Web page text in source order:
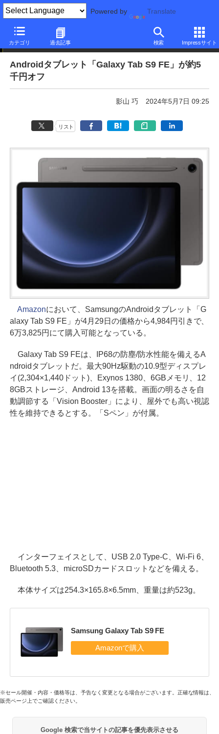
Powered by Translate
カテゴリ 過去記事 検索 Impressサイト
本日みつけたお買い得品
Androidタブレット「Galaxy Tab S9 FE」が約5
千円オフ
影山 巧 2024年5月7日 09:25
リスト
Amazonにおいて、SamsungのAndroidタブレット「G
alaxy Tab S9 FE」が4月29日の価格から4,984円引きで、
6万3,825円にて購入可能となっている。
Galaxy Tab S9 FEは、IP68の防塵/防水性能を備えるA
ndroidタブレットだ。最大90Hz駆動の10.9型ディスプレ
イ(2,304×1,440ドット)、Exynos 1380、6GBメモリ、12
8GBストレージ、Android 13を搭載。画面の明るさを自
動調節する「Vision Booster」により、屋外でも高い視認
性を維持できるとする。「Sペン」が付属。
インターフェイスとして、USB 2.0 Type-C、Wi-Fi 6、
Bluetooth 5.3、microSDカードスロットなどを備える。
本体サイズは254.3×165.8×6.5mm、重量は約523g。
Samsung Galaxy Tab S9 FE
※セール開催・内容・価格等は、予告なく変更となる場合がございます。正確な情報は、
販売ページ上でご確認ください。
Google 検索で当サイトの記事を優先表示させる